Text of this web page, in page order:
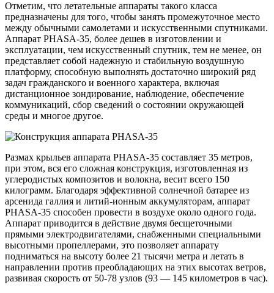
Отметим, что летательные аппараты такого класса
предназначены для того, чтобы занять промежуточное место
между обычными самолетами и искусственными спутниками.
Аппарат PHASA-35, более дешев в изготовлении и
эксплуатации, чем искусственный спутник, тем не менее, он
представляет собой надежную и стабильную воздушную
платформу, способную выполнять достаточно широкий ряд
задач гражданского и военного характера, включая
дистанционное зондирование, наблюдение, обеспечение
коммуникаций, сбор сведений о состоянии окружающей
среды и многое другое.
Размах крыльев аппарата PHASA-35 составляет 35 метров,
при этом, вся его сложная конструкция, изготовленная из
углеродистых композитов и волокна, весит всего 150
килограмм. Благодаря эффективной солнечной батарее из
арсенида галлия и литий-ионным аккумуляторам, аппарат
PHASA-35 способен провести в воздухе около одного года.
Аппарат приводится в действие двумя бесщеточными
прямыми электродвигателями, снабженными специальными
высотными пропеллерами, это позволяет аппарату
подниматься на высоту более 21 тысячи метра и летать в
направлении против преобладающих на этих высотах ветров,
развивая скорость от 50-78 узлов (93 — 145 километров в час).